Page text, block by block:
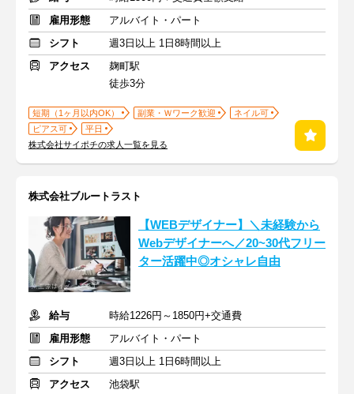
雇用形態
アルバイト・パート
シフト
週3日以上 1日8時間以上
アクセス
麹町駅
徒歩3分
短期（1ヶ月以内OK） 副業・Ｗワーク歓迎
ネイル可
ピアス可
平日
株式会社サイポチの求人一覧を見る
株式会社ブルートラスト
【WEBデザイナー】＼未経験から
Webデザイナーへ／20~30代フリー
ター活躍中◎オシャレ自由
給与
時給1226円～1850円+交通費
雇用形態
アルバイト・パート
シフト
週3日以上 1日6時間以上
アクセス
池袋駅